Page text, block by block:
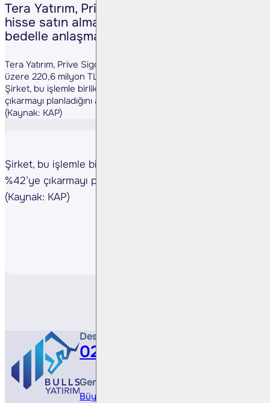
Tera Yatırım, Prive Sigorta’da %9 oranında
hisse satın almak üzere 220,6 milyon TL
bedelle anlaşma imzaladı.
Tera Yatırım, Prive Sigorta’da %9 oranında hisse satın almak
üzere 220,6 milyon TL bedelle anlaşma imzaladı.
Şirket, bu işlemle birlikte Prive Sigorta’daki payını %42’ye
çıkarmayı planladığını açıkladı.
(Kaynak: KAP)
Şirket, bu işlemle birlikte Prive Sigorta’daki payını
%42’ye çıkarmayı planladığını açıkladı.
(Kaynak: KAP)
Destek Hattı
0212 410 0500
Genel Müdürlük
Büyükdere Cad. No 173, 1. Levent Plaza, B